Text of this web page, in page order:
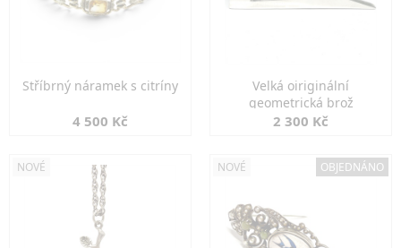
Stříbrný náramek s citríny
4 500 Kč
Velká oiriginální
geometrická brož
2 300 Kč
NOVÉ NOVÉ OBJEDNÁNO